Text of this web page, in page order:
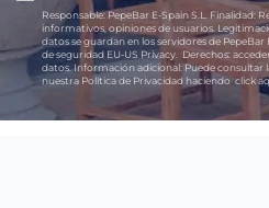
Responsable:PepeBar E-Spain S.L. Finalidad:
informativos, opiniones de usuarios.
datos se guardan en los servidores de
de seguridad EU-US Privacy.
Derechos:
datos.Información adicional:Puede consultar
nuestra Política de Privacidad haciendoclick